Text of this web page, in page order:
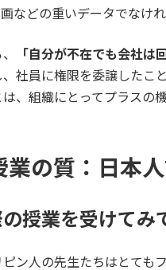
などの重いデータでなけ
「自分が不在でも会社は
社員に権限を委譲したこ
は、組織にとってプラスの
業の質：日本
の授業を受けて
ピン人の先生たちはとても